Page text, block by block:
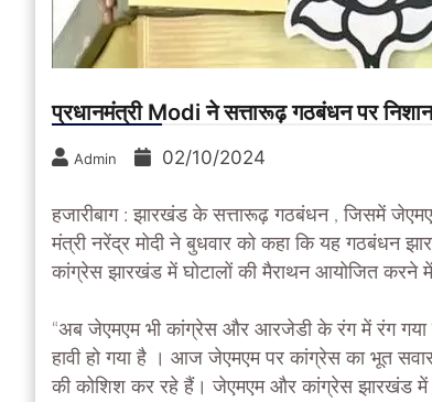
प्रधानमंत्री Modi ने सत्तारूढ़ गठबंधन पर
Admin 02/10/2024
हजारीबाग : झारखंड के सत्तारूढ़ गठबंधन , जिसमें
मंत्री नरेंद्र मोदी ने बुधवार को कहा कि यह गठबंधन
कांग्रेस झारखंड में घोटालों की मैराथन आयोजित करने
“अब जेएमएम भी कांग्रेस और आरजेडी के रंग में रंग गया
हावी हो गया है । आज जेएमएम पर कांग्रेस का भूत
की कोशिश कर रहे हैं। जेएमएम और कांग्रेस झारखंड में